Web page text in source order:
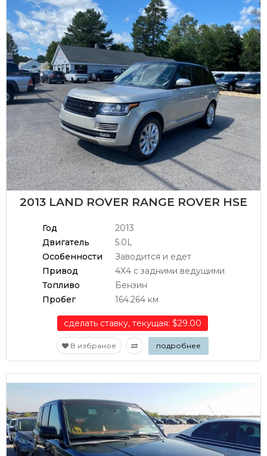
2013 LAND ROVER RANGE ROVER HSE
Год
2013
Двигатель
5.0L
Особенности
Заводится и едет
Привод
4Х4 с задними ведущими
Топливо
Бензин
Пробег
164.264 км
сделать ставку, текущая: $29.00
В избраное подробнее